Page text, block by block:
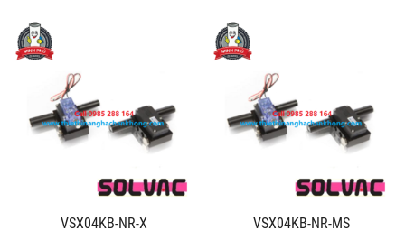
VSX04KB-NR-X VSX04KB-NR-MS